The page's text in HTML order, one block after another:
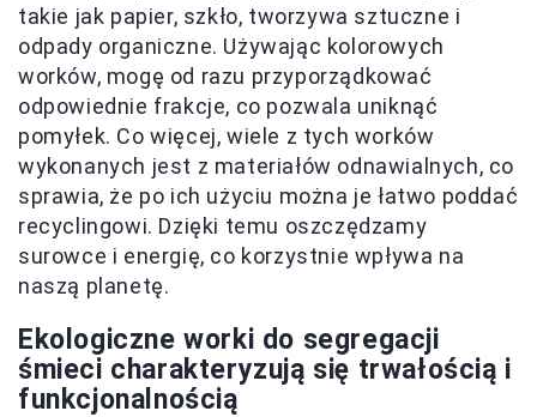
takie jak papier, szkło, tworzywa sztuczne i
odpady organiczne. Używając kolorowych
worków, mogę od razu przyporządkować
odpowiednie frakcje, co pozwala uniknąć
pomyłek. Co więcej, wiele z tych worków
wykonanych jest z materiałów odnawialnych, co
sprawia, że po ich użyciu można je łatwo poddać
recyclingowi. Dzięki temu oszczędzamy
surowce i energię, co korzystnie wpływa na
naszą planetę.
Ekologiczne worki do segregacji
śmieci charakteryzują się trwałością i
funkcjonalnością